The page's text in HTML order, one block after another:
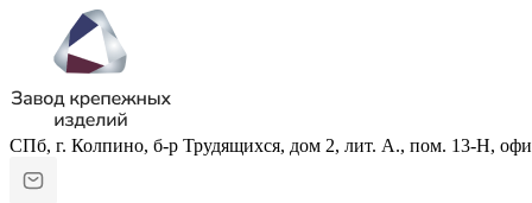
СПб, г. Колпино, б-р Трудящихся, дом 2, лит. А., пом. 13-Н,